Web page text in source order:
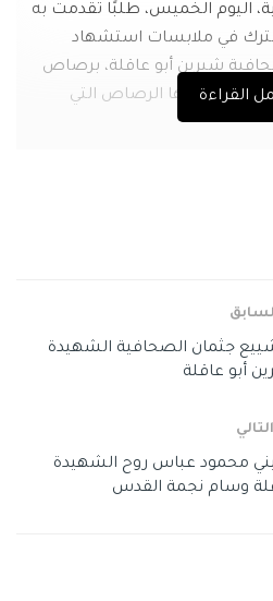
اليوم الخميس، طلبًا تقدمت به
في ملابسات استشهاد
شيرين أبو عاقلة، برصاص
وتسليمها الرصاص التي
القراءة
جثمان الصحافية الشهيدة
أبو عاقلة
التالي
محمود عباس روح الشهيدة
وسام نجمة القدس